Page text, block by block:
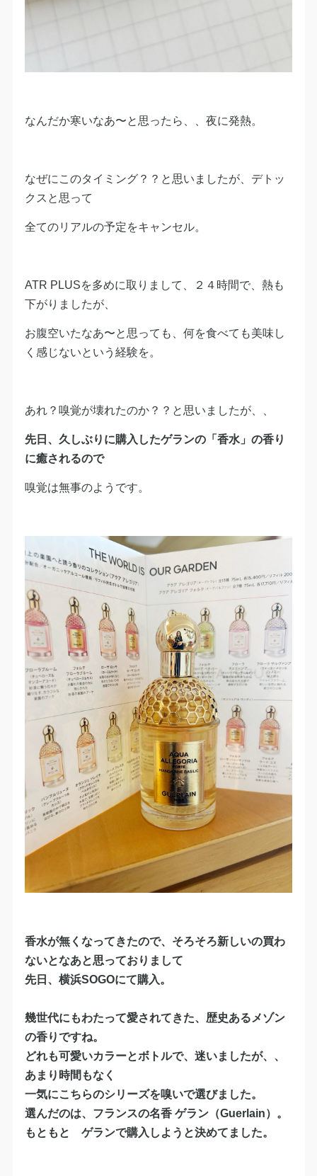
なんだか寒いなあ〜と思ったら、、夜に発熱。
なぜにこのタイミング？？と思いましたが、デトッ
クスと思って
全てのリアルの予定をキャンセル。
ATR PLUSを多めに取りまして、２４時間で、熱も
下がりましたが、
お腹空いたなあ〜と思っても、何を食べても美味し
く感じないという経験を。
あれ？嗅覚が壊れたのか？？と思いましたが、、
先日、久しぶりに購入したゲランの「香水」の香り
に癒されるので
嗅覚は無事のようです。
香水が無くなってきたので、そろそろ新しいの買わ
ないとなあと思っておりまして
先日、横浜SOGOにて購入。
幾世代にもわたって愛されてきた、歴史あるメゾン
の香りですね。
どれも可愛いカラーとボトルで、迷いましたが、、
あまり時間もなく
一気にこちらのシリーズを嗅いで選びました。
選んだのは、フランスの名香 ゲラン（Guerlain） 。
もともと ゲランで購入しようと決めてました。